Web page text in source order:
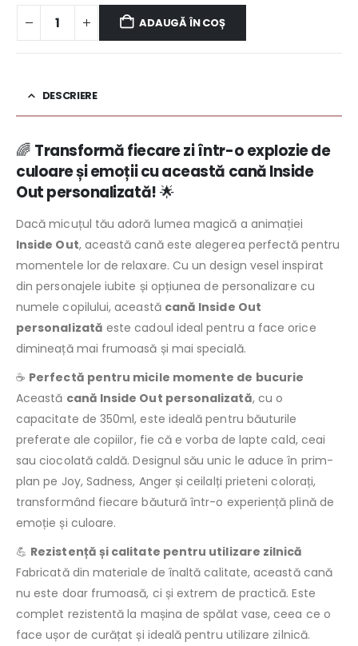
ADAUGĂ ÎN COȘ
DESCRIERE
🌈 Transformă fiecare zi într-o explozie de
culoare și emoții cu această cană Inside
Out personalizată! 🌟
Dacă micuțul tău adoră lumea magică a animației
Inside Out, această cană este alegerea perfectă pentru
momentele lor de relaxare. Cu un design vesel inspirat
din personajele iubite și opțiunea de personalizare cu
numele copilului, această cană Inside Out
personalizată este cadoul ideal pentru a face orice
dimineață mai frumoasă și mai specială.
☕ Perfectă pentru micile momente de bucurie
Această cană Inside Out personalizată, cu o
capacitate de 350ml, este ideală pentru băuturile
preferate ale copiilor, fie că e vorba de lapte cald, ceai
sau ciocolată caldă. Designul său unic le aduce în prim-
plan pe Joy, Sadness, Anger și ceilalți prieteni colorați,
transformând fiecare băutură într-o experiență plină de
emoție și culoare.
💪 Rezistență și calitate pentru utilizare zilnică
Fabricată din materiale de înaltă calitate, această cană
nu este doar frumoasă, ci și extrem de practică. Este
complet rezistentă la mașina de spălat vase, ceea ce o
face ușor de curățat și ideală pentru utilizare zilnică.